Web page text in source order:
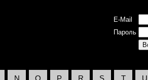
E-Mail
Пароль
N O P R S T U